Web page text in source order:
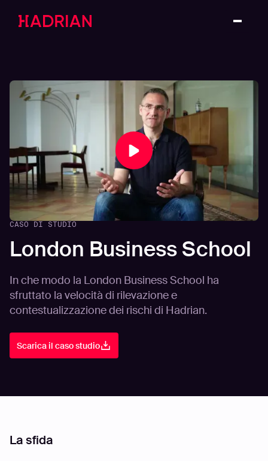
CASO DI STUDIO
London Business School
In che modo la London Business School ha
sfruttato la velocità di rilevazione e
contestualizzazione dei rischi di Hadrian.
Scarica il caso studio
La sfida